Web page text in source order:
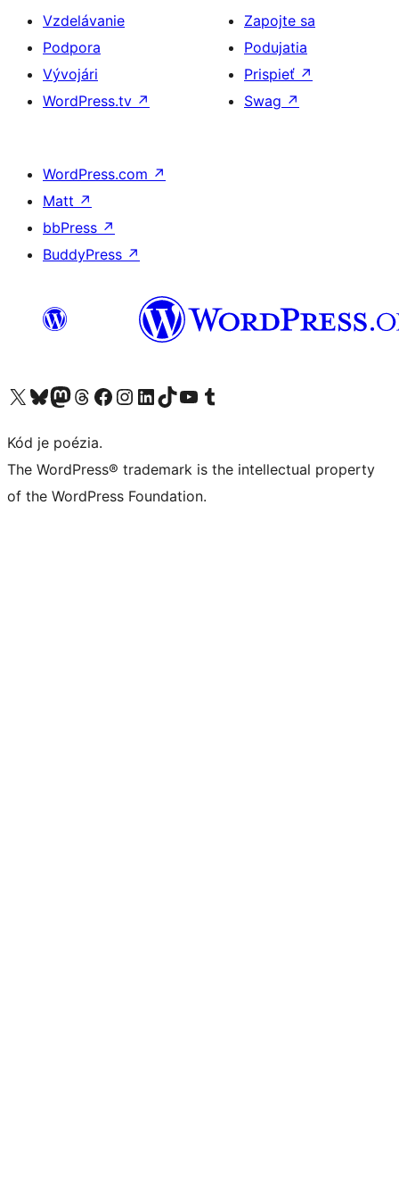
Vzdelávanie
Podpora
Vývojári
WordPress.tv ↗
Zapojte sa
Podujatia
Prispieť ↗
Swag ↗
WordPress.com ↗
Matt ↗
bbPress ↗
BuddyPress ↗
Navštívte náš účet na X (predtým Twitter)
Navštívte náš účet na platforme Bluesky
Navštívte náš účet na Mastodone
Navštívte náš účet na platforme Threads
Navštívte našu stránku na Facebooku
Navštívte náš účet Instagram
Navštívte náš účet LinkedIn
Navštívte náš účet na platforme TikTok
Navštívte náš kanál YouTube
Navštívte náš účet na platforme Tumblr
Kód je poézia.
The WordPress® trademark is the intellectual property
of the WordPress Foundation.